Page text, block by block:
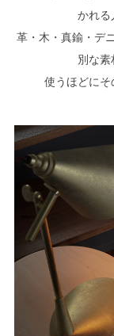
かれる
革・木・真鍮・デ
別な素
使うほどにそ